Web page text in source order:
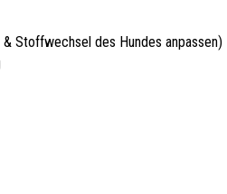
Stoffwechsel des Hundes anpassen)